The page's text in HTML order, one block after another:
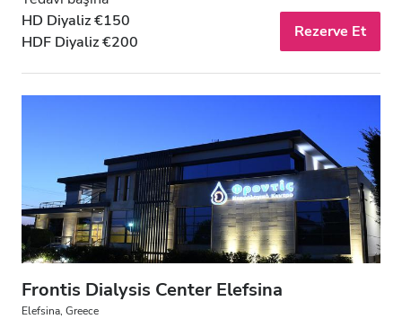
HD Diyaliz €150
HDF Diyaliz €200
Rezerve Et
Frontis Dialysis Center Elefsina
Elefsina, Greece